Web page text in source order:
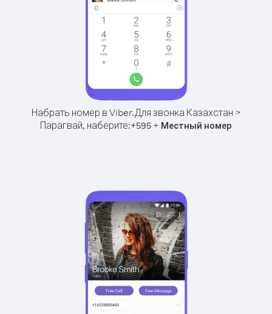
Набрать номер в Viber.Для звонка Казахстан >
Парагвай, наберите:+595 + Местный номер